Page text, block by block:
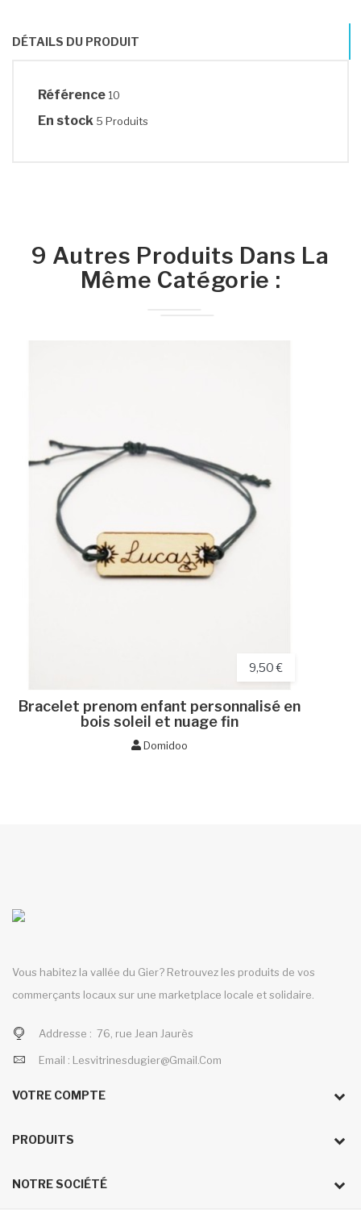
DÉTAILS DU PRODUIT
Référence 10
En stock 5 Produits
9 Autres Produits Dans La
Même Catégorie :
9,50 €
Bracelet prenom enfant personnalisé en
bois soleil et nuage fin
Domidoo
Vous habitez la vallée du Gier? Retrouvez les produits de vos
commerçants locaux sur une marketplace locale et solidaire.
Addresse : 76, rue Jean Jaurès
Email : Lesvitrinesdugier@gmail.com
VOTRE COMPTE
PRODUITS
NOTRE SOCIÉTÉ